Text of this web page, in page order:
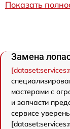
Показать
Замена
мастерами с
и запчасти
сервисе